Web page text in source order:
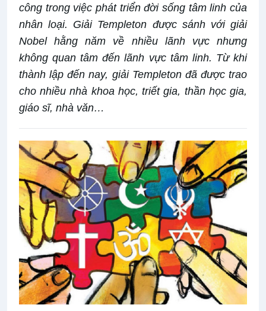
công trong việc phát triển đời sống tâm linh của
nhân loại. Giải Templeton được sánh với giải
Nobel hằng năm về nhiều lãnh vực nhưng
không quan tâm đến lãnh vực tâm linh. Từ khi
thành lập đến nay, giải Templeton đã được trao
cho nhiều nhà khoa học, triết gia, thần học gia,
giáo sĩ, nhà văn…